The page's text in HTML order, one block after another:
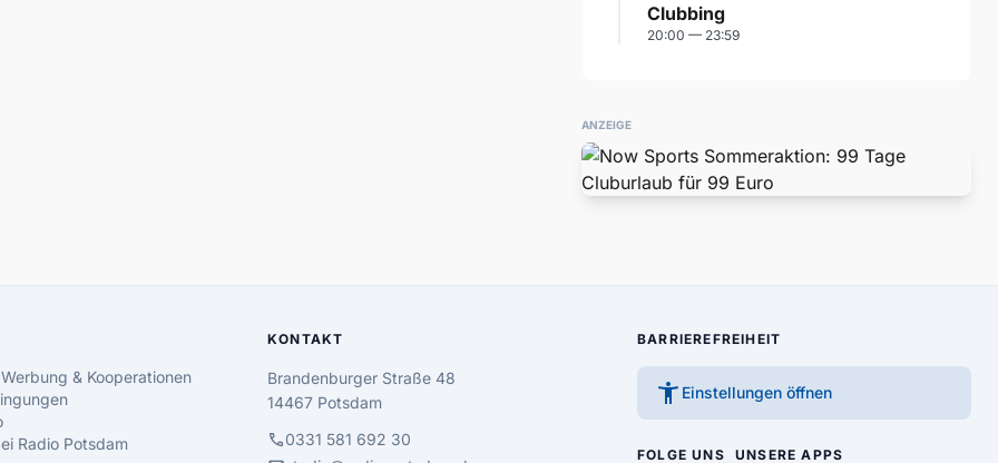
Clubbing
20:00 — 23:59
ANZEIGE
& Kooperationen
Radio Potsdam
KONTAKT
Brandenburger Straße 48
14467 Potsdam
call0331 581 692 30
BARRIEREFREIHEIT
accessibility_new Einstellungen öffnen
FOLGE UNS UNSERE APPS